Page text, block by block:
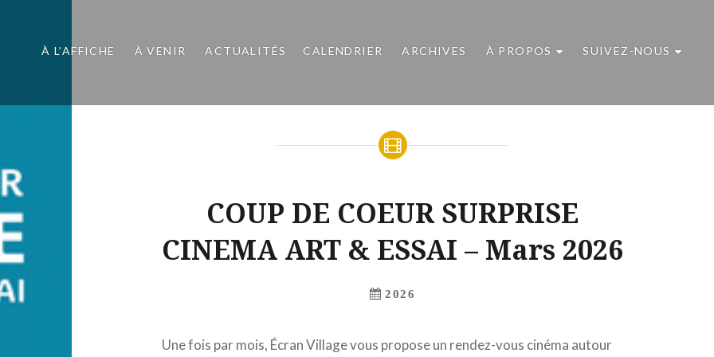
À L’AFFICHE À VENIR ACTUALITÉS CALENDRIER ARCHIVES À PROPOS SUIVEZ-NOUS
COUP DE COEUR SURPRISE
CINEMA ART & ESSAI – Mars 2026
2026
Une fois par mois, Écran Village vous propose un rendez-vous cinéma autour